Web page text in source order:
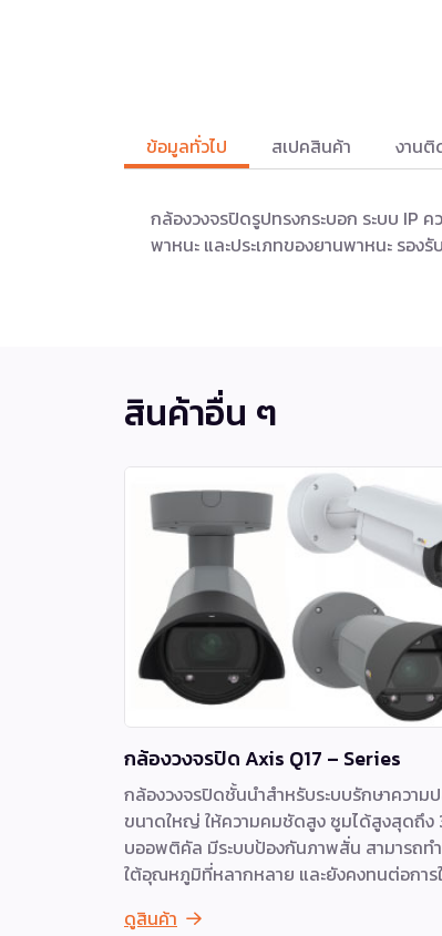
ข้อมูลทั่วไป สเปคสินค้า งาน
กล้องวงจรปิดรูปทรงกระบอก ระบบ IP
พาหนะ และประเภทของยานพาหนะ รอง
สินค้าอื่น ๆ
กล้องวงจรปิด Axis Q17 – Series
กล้องวงจรปิดชั้นนำสำหรับระบบรักษาความ
ขนาดใหญ่ ให้ความคมชัดสูง ซูมได้สูงสุดถึง
บออพติคัล มีระบบป้องกันภาพสั่น สามารถท
ใต้อุณหภูมิที่หลากหลาย และยังคงทนต่อการ
ดูสินค้า